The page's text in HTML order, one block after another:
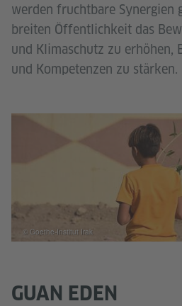
werden fruchtbare Synergien
breiten Öffentlichkeit das
und Klimaschutz zu erhöhen,
und Kompetenzen zu stärken.
GUAN EDEN
© Goethe-Institut Irak